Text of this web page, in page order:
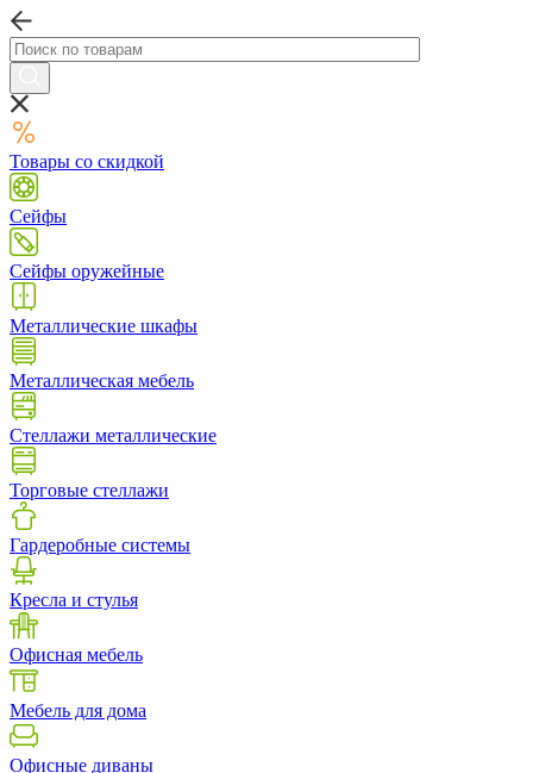
Товары со скидкой
Сейфы
Сейфы оружейные
Металлические шкафы
Металлическая мебель
Стеллажи металлические
Торговые стеллажи
Гардеробные системы
Кресла и стулья
Офисная мебель
Мебель для дома
Офисные диваны